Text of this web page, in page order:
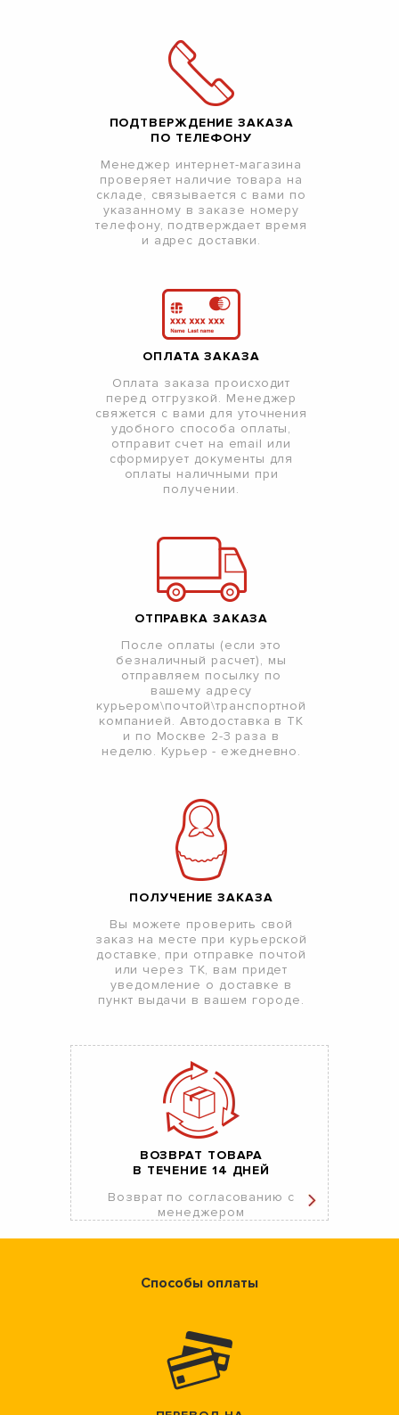
ПОДТВЕРЖДЕНИЕ ЗАКАЗА
ПО ТЕЛЕФОНУ
Менеджер интернет-магазина
проверяет наличие товара на
складе, связывается с вами по
указанному в заказе номеру
телефону, подтверждает время
и адрес доставки.
ОПЛАТА ЗАКАЗА
Оплата заказа происходит
перед отгрузкой. Менеджер
свяжется с вами для уточнения
удобного способа оплаты,
отправит счет на email или
сформирует документы для
оплаты наличными при
получении.
ОТПРАВКА ЗАКАЗА
После оплаты (если это
безналичный расчет), мы
отправляем посылку по
вашему адресу
курьером\почтой\транспортной
компанией. Автодоставка в ТК
и по Москве 2-3 раза в
неделю. Курьер - ежедневно.
ПОЛУЧЕНИЕ ЗАКАЗА
Вы можете проверить свой
заказ на месте при курьерской
доставке, при отправке почтой
или через ТК, вам придет
уведомление о доставке в
пункт выдачи в вашем городе.
ВОЗВРАТ ТОВАРА
В ТЕЧЕНИЕ 14 ДНЕЙ
Возврат по согласованию с
менеджером
Способы оплаты